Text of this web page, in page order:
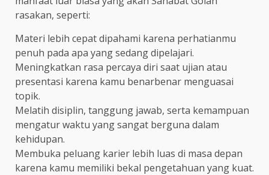
rasakan, seperti:
Materi lebih cepat dipahami karena perhatianmu
penuh pada apa yang sedang dipelajari.
Meningkatkan rasa percaya diri saat ujian atau
presentasi karena kamu benarbenar menguasai
topik.
Melatih disiplin, tanggung jawab, serta kemampuan
mengatur waktu yang sangat berguna dalam
kehidupan.
Membuka peluang karier lebih luas di masa depan
karena kamu memiliki bekal pengetahuan yang kuat.